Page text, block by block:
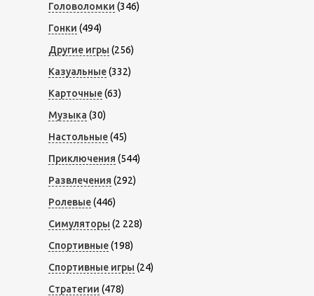
Головоломки (346)
Гонки (494)
Другие игры (256)
Казуальные(332)
Карточные(63)
Музыка (30)
Настольные(45)
Приключения (544)
Развлечения (292)
Ролевые(446)
Симуляторы (2 228)
Спортивные(198)
Спортивные игры (24)
Стратегии (478)